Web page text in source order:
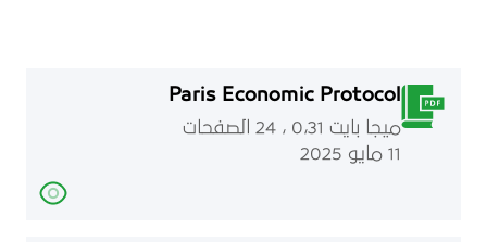
Paris Economic Protocol
ميجا بايت 0٫31 ، 24 الصفحات
11 مايو 2025